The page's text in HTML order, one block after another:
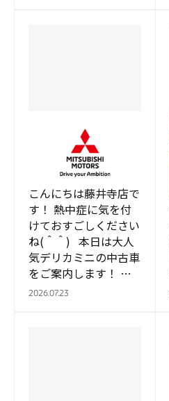
オススメ中古車 デリ
カミニ！！
こんにちは藤井寺店で
す！ 熱中症に気を付
けておすごしください
ね(＾＾) 本日は大人
気デリカミニの中古車
をご案内します！ あ
のパーツの納
2026.07.23